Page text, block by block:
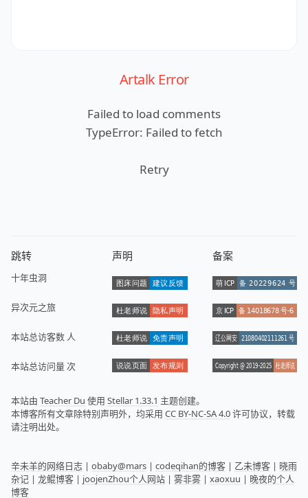
Artalk Error
Failed to load comments
TypeError: Failed to fetch
Retry
跳转
十年虫洞
异次元之旅
本站总访客数 人
本站总访问量次
声明 备案
本站由 Teacher Du 使用 Stellar 1.33.1 主题创建。
本博客所有文章除特别声明外，均采用 CC BY-NC-SA 4.0许可协议，转载
请注明出处。
辛未羊的网络日志 | obaby@mars | codeqihan的博客 | 乙未博客 | 晓雨
杂记 | 龙鲲博客 | joojenZhou个人网站 | 雾非雾 | xaoxuu | 晚夜的个人
博客